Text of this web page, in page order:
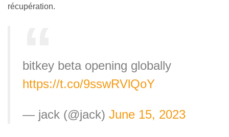
récupération.
bitkey beta opening globally
https://t.co/9sswRVlQoY
— jack (@jack) June 15, 2023